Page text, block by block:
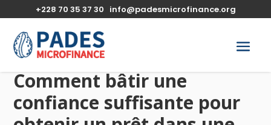
+228 70 35 37 30 info@padesmicrofinance.org
Comment bâtir une
confiance suffisante pour